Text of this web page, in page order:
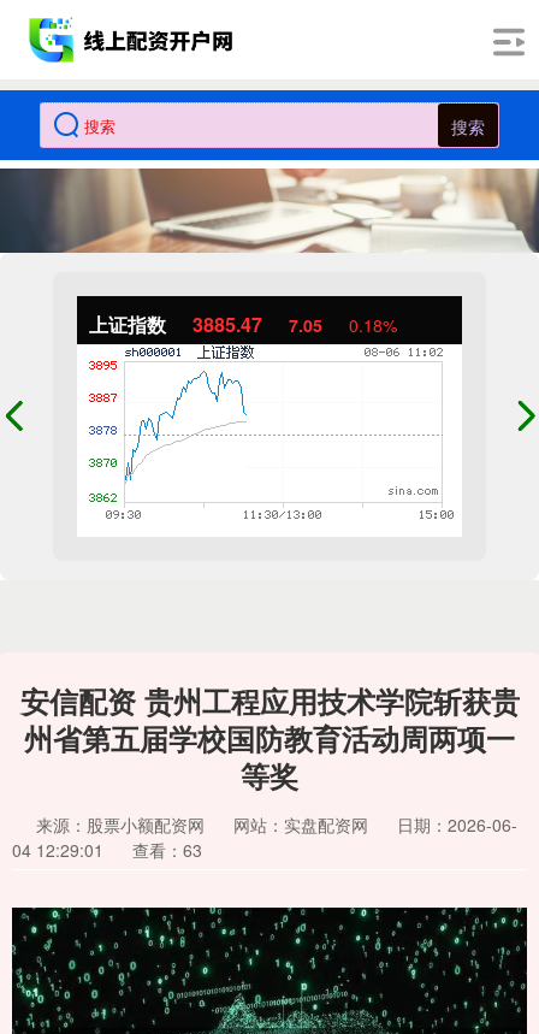
搜索
上证指数 3885.47 7.05 0.18%
安信配资 贵州工程应用技术学院斩获贵
州省第五届学校国防教育活动周两项一
等奖
来源：股票小额配资网 网站：实盘配资网
日期：2026-06-
04 12:29:01
查看：63